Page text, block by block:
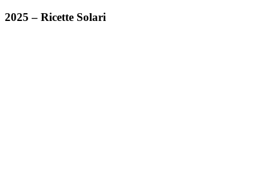
2025 – Ricette Solari